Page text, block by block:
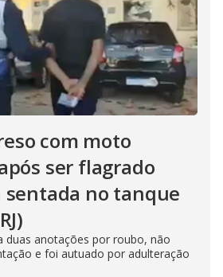
com moto
ser flagrado
sentada no tanque
duas anotações por roubo, não
e foi autuado por adulteração